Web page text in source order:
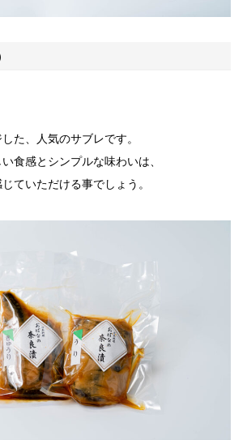
た、人気のサブレです。
食感とシンプルな味わいは、
ていただける事でしょう。